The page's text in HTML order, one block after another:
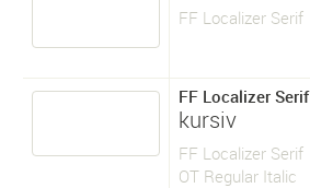
FF Localizer Serif
FF Localizer Serif
kursiv
FF Localizer Serif
OT Regular Italic